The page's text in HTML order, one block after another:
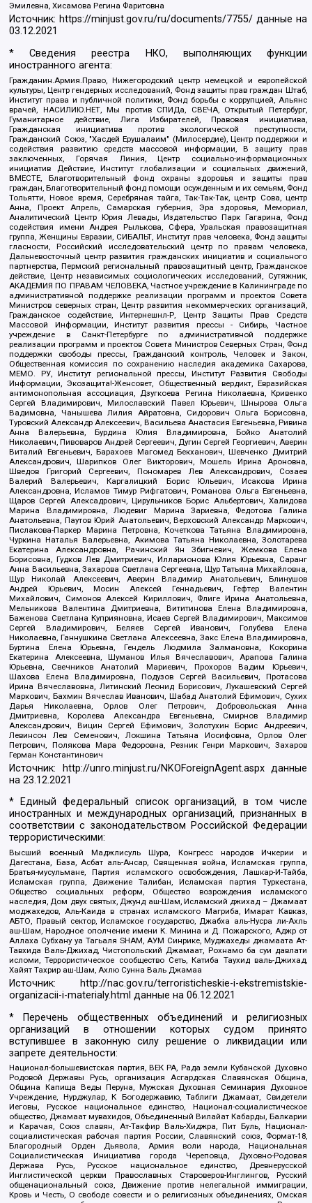
Эмилевна, Хисамова Регина Фаритовна
Источник:https://minjust.gov.ru/ru/documents/7755/ данные на
03.12.2021
* Сведения реестра НКО, выполняющих функции
иностранного агента:
Гражданин.Армия.Право, Нижегородский центр немецкой и европейской
культуры, Центр гендерных исследований, Фонд защиты прав граждан Штаб,
Институт права и публичной политики, Фонд борьбы с коррупцией, Альянс
врачей, НАСИЛИЮ.НЕТ, Мы против СПИДа, СВЕЧА, Открытый Петербург,
Гуманитарное действие, Лига Избирателей, Правовая инициатива,
Гражданская инициатива против экологической преступности,
Гражданский Союз, "Хасдей Ерушалаим" (Милосердие), Центр поддержки и
содействия развитию средств массовой информации, В защиту прав
заключенных, Горячая Линия, Центр социально-информационных
инициатив Действие, Институт глобализации и социальных движений,
ВМЕСТЕ, Благотворительный фонд охраны здоровья и защиты прав
граждан, Благотворительный фонд помощи осужденным и их семьям, Фонд
Тольятти, Новое время, Серебряная тайга, Так-Так-Так, центр Сова, центр
Анна, Проект Апрель, Самарская губерния, Эра здоровья, Мемориал,
Аналитический Центр Юрия Левады, Издательство Парк Гагарина, Фонд
содействия имени Андрея Рылькова, Сфера, Уральская правозащитная
группа, Женщины Евразии, СИБАЛЬТ, Институт прав человека, Фонд защиты
гласности, Российский исследовательский центр по правам человека,
Дальневосточный центр развития гражданских инициатив и социального
партнерства, Пермский региональный правозащитный центр, Гражданское
действие, Центр независимых социологических исследований, Сутяжник,
АКАДЕМИЯ ПО ПРАВАМ ЧЕЛОВЕКА, Частное учреждение в Калининграде по
административной поддержке реализации программ и проектов Совета
Министров северных стран, Центр развития некоммерческих организаций,
Гражданское содействие, Интернешнл-Р, Центр Защиты Прав Средств
Массовой Информации, Институт развития прессы - Сибирь, Частное
учреждение в Санкт-Петербурге по административной поддержке
реализации программ и проектов Совета Министров Северных Стран, Фонд
поддержки свободы прессы, Гражданский контроль, Человек и Закон,
Общественная комиссия по сохранению наследия академика Сахарова,
МЕМО. РУ, Институт региональной прессы, Институт Развития Свободы
Информации, Экозащита!-Женсовет, Общественный вердикт, Евразийская
антимонопольная ассоциация, Дзугкоева Регина Николаевна, Кривенко
Сергей Владимирович, Милославский Павел Юрьевич, Шнырова Ольга
Вадимовна, Чанышева Лилия Айратовна, Сидорович Ольга Борисовна,
Туровский Александр Алексеевич, Васильева Анастасия Евгеньевна, Ривина
Анна Валерьевна, Бурдина Юлия Владимировна, Бойко Анатолий
Николаевич, Пивоваров Андрей Сергеевич, Дугин Сергей Георгиевич, Аверин
Виталий Евгеньевич, Барахоев Магомед Бекханович, Шевченко Дмитрий
Александрович, Шарипков Олег Викторович, Мошель Ирина Ароновна,
Шведов Григорий Сергеевич, Пономарев Лев Александрович, Созаев
Валерий Валерьевич, Каргалицкий Борис Юльевич, Исакова Ирина
Александровна, Исламов Тимур Рифгатович, Романова Ольга Евгеньевна,
Щаров Сергей Алексадрович, Цирульников Борис Альбертович, Халидова
Марина Владимировна, Людевиг Марина Зариевна, Федотова Галина
Анатольевна, Паутов Юрий Анатольевич, Верховский Александр Маркович,
Пислакова-Паркер Марина Петровна, Кочеткова Татьяна Владимировна,
Чуркина Наталья Валерьевна, Акимова Татьяна Николаевна, Золотарева
Екатерина Александровна, Рачинский Ян Збигневич, Жемкова Елена
Борисовна, Гудков Лев Дмитриевич, Илларионова Юлия Юрьевна, Саранг
Анна Васильевна, Захарова Светлана Сергеевна, Щур Татьяна Михайловна,
Щур Николай Алексеевич, Аверин Владимир Анатольевич, Блинушов
Андрей Юрьевич, Мосин Алексей Геннадьевич, Гефтер Валентин
Михайлович, Симонов Алексей Кириллович, Флиге Ирина Анатольевна,
Мельникова Валентина Дмитриевна, Вититинова Елена Владимировна,
Баженова Светлана Куприяновна, Исаев Сергей Владимирович, Максимов
Сергей Владимирович, Беляев Сергей Иванович, Голубева Елена
Николаевна, Ганнушкина Светлана Алексеевна, Закс Елена Владимировна,
Буртина Елена Юрьевна, Гендель Людмила Залмановна, Кокорина
Екатерина Алексеевна, Шуманов Илья Вячеславович, Арапова Галина
Юрьевна, Свечников Анатолий Мариевич, Прохоров Вадим Юрьевич,
Шахова Елена Владимировна, Подузов Сергей Васильевич, Протасова
Ирина Вячеславовна, Литинский Леонид Борисович, Лукашевский Сергей
Маркович, Бахмин Вячеслав Иванович, Шабад Анатолий Ефимович, Сухих
Дарья Николаевна, Орлов Олег Петрович, Добровольская Анна
Дмитриевна, Королева Александра Евгеньевна, Смирнов Владимир
Александрович, Вицин Сергей Ефимович, Золотухин Борис Андреевич,
Левинсон Лев Семенович, Локшина Татьяна Иосифовна, Орлов Олег
Петрович, Полякова Мара Федоровна, Резник Генри Маркович, Захаров
Герман Константинович
Источник: http://unro.minjust.ru/NKOForeignAgent.aspxданные
на23.12.2021
* Единый федеральный список организаций, в том числе
иностранных и международных организаций, признанных в
соответствии с законодательством Российской Федерации
террористическими:
Высший военный Маджлисуль Шура, Конгресс народов Ичкерии и
Дагестана, База, Асбат аль-Ансар, Священная война, Исламская группа,
Братья-мусульмане, Партия исламского освобождения, Лашкар-И-Тайба,
Исламская группа, Движение Талибан, Исламская партия Туркестана,
Общество социальных реформ, Общество возрождения исламского
наследия, Дом двух святых, Джунд аш-Шам, Исламский джихад – Джамаат
моджахедов, Аль-Каида в странах исламского Магриба, Имарат Кавказ,
АБТО, Правый сектор, Исламское государство, Джабха аль-Нусра ли-Ахль
аш-Шам, Народное ополчение имени К. Минина и Д. Пожарского, Аджр от
Аллаха Субхану уа Тагьаля SHAM, АУМ Синрике, Муджахеды джамаата Ат-
Тавхида Валь-Джихад, Чистопольский Джамаат, Рохнамо ба суи давлати
исломи, Террористическое сообщество Сеть, Катиба Таухид валь-Джихад,
Хайят Тахрир аш-Шам, Ахлю Сунна Валь Джамаа
Источник:
http://nac.gov.ru/terroristicheskie-i-ekstremistskie-
organizacii-i-materialy.html данные на06.12.2021
* Перечень общественных объединений и религиозных
организаций в отношении которых судом принято
вступившее в законную силу решение о ликвидации или
запрете деятельности:
Национал-большевистская партия, ВЕК РА, Рада земли Кубанской Духовно
Родовой Державы Русь, организация Асгардская Славянская Община,
Община Капища Веды Перуна, Мужская Духовная Семинария Духовное
Учреждение, Нурджулар, К Богодержавию, Таблиги Джамаат, Свидетели
Иеговы, Русское национальное единство, Национал-социалистическое
общество, Джамаат мувахидов, Объединенный Вилайат Кабарды, Балкарии
и Карачая, Союз славян, Ат-Такфир Валь-Хиджра, Пит Буль, Национал-
социалистическая рабочая партия России, Славянский союз, Формат-18,
Благородный Орден Дьявола, Армия воли народа, Национальная
Социалистическая Инициатива города Череповца, Духовно-Родовая
Держава Русь, Русское национальное единство, Древнерусской
Инглистической церкви Православных Староверов-Инглингов, Русский
общенациональный союз, Движение против нелегальной иммиграции,
Кровь и Честь, О свободе совести и о религиозных объединениях, Омская